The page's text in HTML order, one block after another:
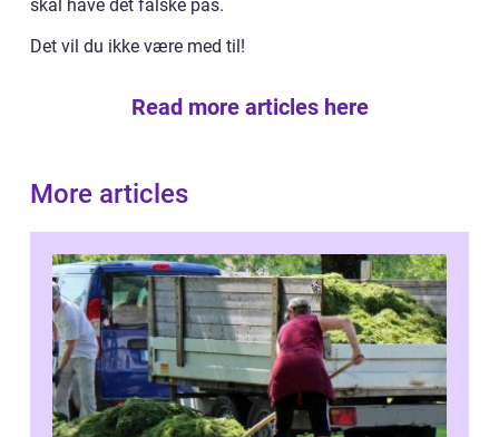
skal have det falske pas.
Det vil du ikke være med til!
Read more articles here
More articles